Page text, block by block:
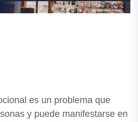
es un problema que
y puede manifestarse en